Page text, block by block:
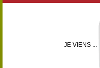
JE VIENS ...